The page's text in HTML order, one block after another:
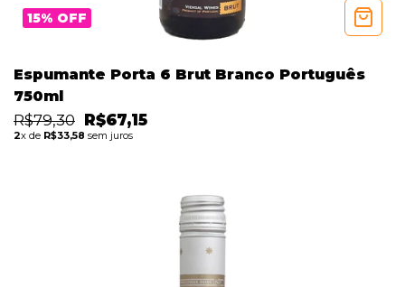
15% OFF
Espumante Porta 6 Brut Branco Português
750ml
R$79,30 R$67,15
2x de R$33,58 sem juros